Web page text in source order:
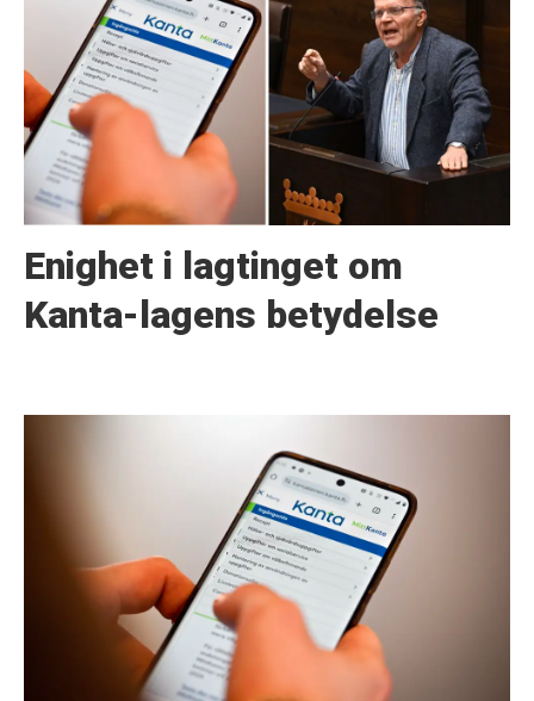
Enighet i lagtinget om
Kanta-lagens betydelse